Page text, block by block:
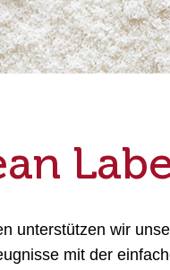
unterstützen wir
mit der